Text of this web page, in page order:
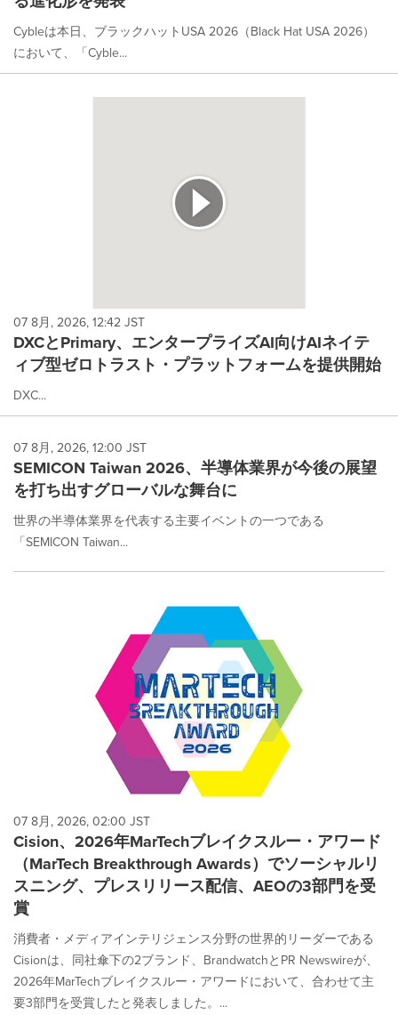
Cybleは本日、ブラックハットUSA 2026（Black Hat USA 2026）
において、「Cyble...
07 8月, 2026, 12:42 JST
DXCとPrimary、エンタープライズAI向けAIネイテ
ィブ型ゼロトラスト・プラットフォームを提供開始
DXC...
07 8月, 2026, 12:00 JST
SEMICON Taiwan 2026、半導体業界が今後の展望
を打ち出すグローバルな舞台に
世界の半導体業界を代表する主要イベントの一つである
「SEMICON Taiwan...
07 8月, 2026, 02:00 JST
Cision、2026年MarTechブレイクスルー・アワード
（MarTech Breakthrough Awards）でソーシャルリ
スニング、プレスリリース配信、AEOの3部門を受
賞
消費者・メディアインテリジェンス分野の世界的リーダーである
Cisionは、同社傘下の2ブランド、BrandwatchとPR Newswireが、
2026年MarTechブレイクスルー・アワードにおいて、合わせて主
要3部門を受賞したと発表しました。...